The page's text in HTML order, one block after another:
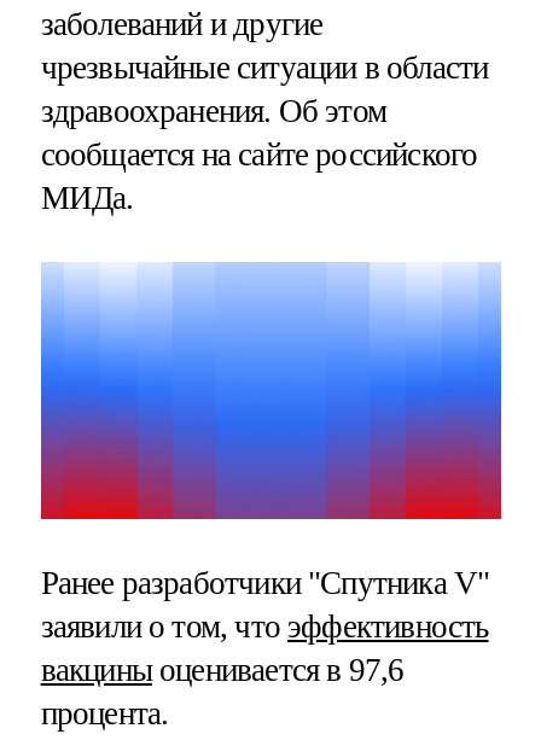
заболеваний и другие
чрезвычайные ситуации в области
здравоохранения. Об этом
сообщается на сайте российского
МИДа.
Ранее разработчики "Спутника V"
заявили о том, что эффективность
вакциныоценивается в 97,6
процента.